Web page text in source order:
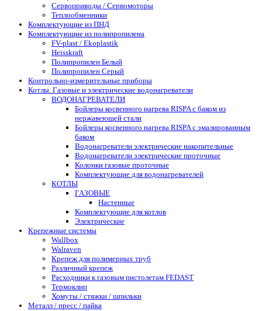
Сервоприводы / Сервомоторы
Теплообменники
Комплектующие из ПНД
Комплектующие из полипропилена
FV-plast / Ekoplastik
Heisskraft
Полипропилен Белый
Полипропилен Серый
Контрольно-измерительные приборы
Котлы. Газовые и электрические водонагреватели
ВОДОНАГРЕВАТЕЛИ
Бойлеры косвенного нагрева RISPA с баком из
нержавеющей стали
Бойлеры косвенного нагрева RISPA с эмалированным
баком
Водонагреватели электрические накопительные
Водонагреватели электрические проточные
Колонки газовые проточные
Комплектующие для водонагревателей
КОТЛЫ
ГАЗОВЫЕ
Настенные
Комплектующие для котлов
Электрические
Крепежные системы
Wallbox
Walraven
Крепеж для полимерных труб
Различный крепеж
Расходники к газовым пистолетам FEDAST
Термоклип
Хомуты / стяжки / шпильки
Металл / пресс / пайка